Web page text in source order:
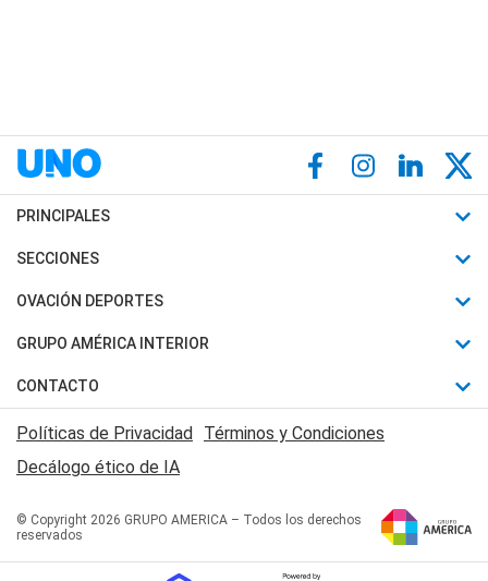
PRINCIPALES
Últimas Noticias
Política
Judiciales
Economia
SECCIONES
Horóscopo
Motores
Trucos caseros
Series y Películas
Edictos y Solicitadas
OVACIÓN DEPORTES
Fútbol
Mundial
Automovilismo
Rugby
Básquet
GRUPO AMÉRICA INTERIOR
Canal 7 en Vivo
San Juan 8
CONTACTO
Acerca de Nosotros
Contactanos
Políticas de Privacidad Términos y Condiciones
Decálogo ético de IA
© Copyright 2026 GRUPO AMERICA – Todos los derechos
reservados